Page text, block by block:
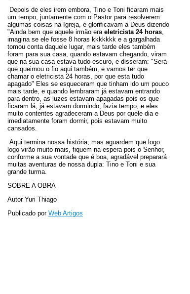
Depois de eles irem embora, Tino e Toni ficaram mais
um tempo, juntamente com o Pastor para resolverem
algumas coisas na Igreja, e glorificavam a Deus dizendo
"Ainda bem que aquele irmão era eletricista 24 horas
imagina se ele fosse 8 horas kkkkkkk e a gargalhada
tomou conta daquele lugar, mais tarde eles também
foram para sua casa, quando estavam chegando, viram
que na sua casa estava tudo escuro, e disseram: "Será
que queimou o fio aqui também, e vamos ter que
chamar o eletricista 24 horas, por que esta tudo
apagado" Eles se esqueceram que tinham ido um pouco
mais tarde, e quando lembraram já estavam entrando
para dentro, as luzes estavam apagadas pois os que
ficaram lá, já estavam dormindo, fazia tempo, e eles
muito contentes agradeceram a Deus por quele dia e
imediatamente foram dormir, pois estavam muito
cansados.
Aqui termina nossa história; mas aguardem que logo
logo virão muito mais, fiquem na espera pois o Senhor,
conforme a sua vontade que é boa, agradável preparará
muitas aventuras de nossa dupla: Tino e Toni e sua
grande turma.
SOBRE A OBRA
Autor Yuri Thiago
Publicado por Web Artigos